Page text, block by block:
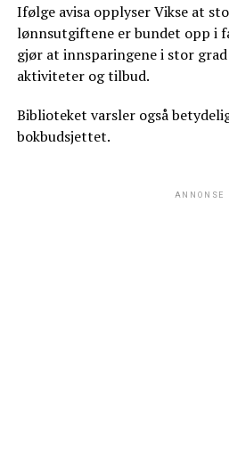
Ifølge avisa opplyser Vikse at
lønnsutgiftene er bundet opp i
gjør at innsparingene i stor
aktiviteter og tilbud.
Biblioteket varsler også
bokbudsjettet.
ANNONSE